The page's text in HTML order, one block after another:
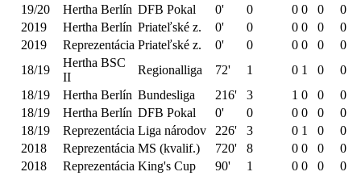
19/20
Hertha Berlín DFB Pokal 0' 0 0 0 0
0
2019
Hertha Berlín Priateľské z. 0' 0 0 0 0
0
2019
Reprezentácia Priateľské z. 0' 0 0 0 0
0
18/19
Hertha BSC
II
Regionalliga 72' 1 0 1 0
0
18/19
Hertha Berlín Bundesliga 216' 3 1 0 0
0
18/19
Hertha Berlín DFB Pokal 0' 0 0 0 0
0
18/19
Reprezentácia Liga národov 226' 3 0 1 0
0
2018
Reprezentácia MS (kvalif.) 720' 8 0 0 0
0
2018
Reprezentácia King's Cup 90' 1 0 0 0
0